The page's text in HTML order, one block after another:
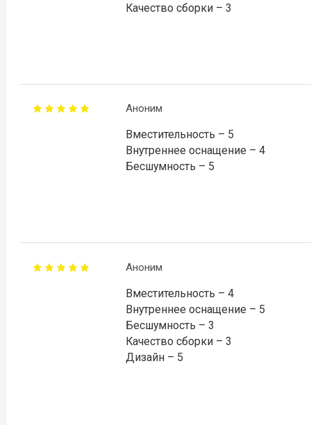
Качество сборки – 3
Аноним
Вместительность – 5
Внутреннее оснащение – 4
Бесшумность – 5
Аноним
Вместительность – 4
Внутреннее оснащение – 5
Бесшумность – 3
Качество сборки – 3
Дизайн – 5